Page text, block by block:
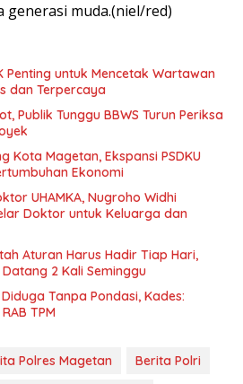
generasi muda.(niel/red)
Penting untuk Mencetak Wartawan
dan Terpercaya
Publik Tunggu BBWS Turun Periksa
Kota Magetan, Ekspansi PSDKU
Ekonomi
UHAMKA, Nugroho Widhi
Doktor untuk Keluarga dan
Aturan Harus Hadir Tiap Hari,
2 Kali Seminggu
Tanpa Pondasi, Kades:
TPM
Polres Magetan
Berita Polri